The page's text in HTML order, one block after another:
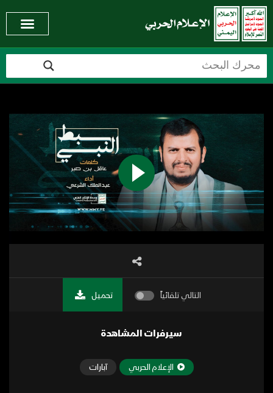
التالي تلقائياً تحميل
سيرفرات المشاهدة
الإعلام الحربي آبارات